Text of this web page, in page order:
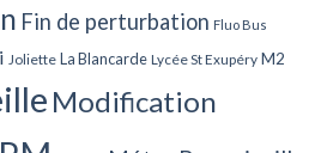
Fin de perturbation Fluo Bus
Joliette La Blancarde Lycée St Exupéry M2
Modification